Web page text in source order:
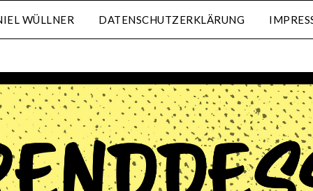
WÜLLNER DATENSCHUTZERKLÄRUNG